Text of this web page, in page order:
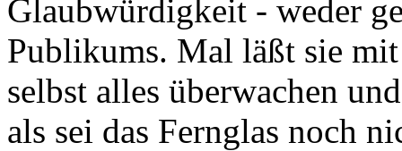
Glaubwürdigkeit - weder
Publikums. Mal läßt sie
selbst alles überwachen
als sei das Fernglas noch